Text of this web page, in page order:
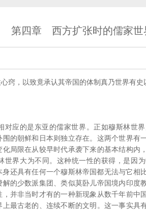
第四章 西方扩张时的儒家世
，以致竟承认其帝国的体制真乃世界有史
应的是东亚的儒家世界。正如穆斯林世界
的朝鲜和日本则独立存在。这两个世界有
局限在从较早时代承袭下来的基本结构内
世界大为不同。这种统一性的获得，是
还具有任何一个穆斯林帝国都无法与它相
的少数派集团、类似莫卧儿帝国境内印度
并非当时才有的一种新现象从数千年前中
最古老的、连续不断的文明。这一事实具